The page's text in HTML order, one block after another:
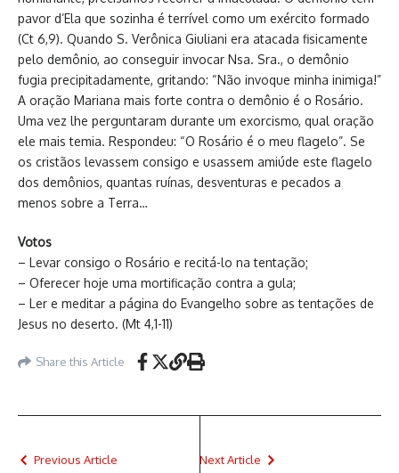
pavor d’Ela que sozinha é terrível como um exército formado
(Ct 6,9). Quando S. Verônica Giuliani era atacada fisicamente
pelo demônio, ao conseguir invocar Nsa. Sra., o demônio
fugia precipitadamente, gritando: “Não invoque minha inimiga!”
A oração Mariana mais forte contra o demônio é o Rosário.
Uma vez lhe perguntaram durante um exorcismo, qual oração
ele mais temia. Respondeu: “O Rosário é o meu flagelo”. Se
os cristãos levassem consigo e usassem amiúde este flagelo
dos demônios, quantas ruínas, desventuras e pecados a
menos sobre a Terra…
Votos
– Levar consigo o Rosário e recitá-lo na tentação;
– Oferecer hoje uma mortificação contra a gula;
– Ler e meditar a página do Evangelho sobre as tentações de
Jesus no deserto. (Mt 4,1-11)
Share this Article
Previous Article Next Article